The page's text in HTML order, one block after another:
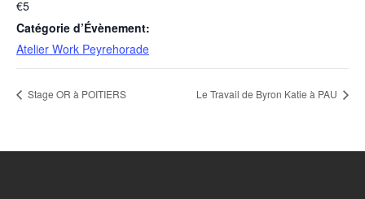
€5
Catégorie d’Évènement:
Atelier Work Peyrehorade
Stage OR à POITIERS Le Travail de Byron Katie à PAU